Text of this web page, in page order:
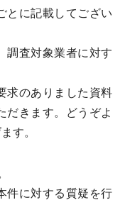
とに記載してござい
査対象業者に対す
求のありました資料
だきます。どうぞよ
す。
件に対する質疑を行